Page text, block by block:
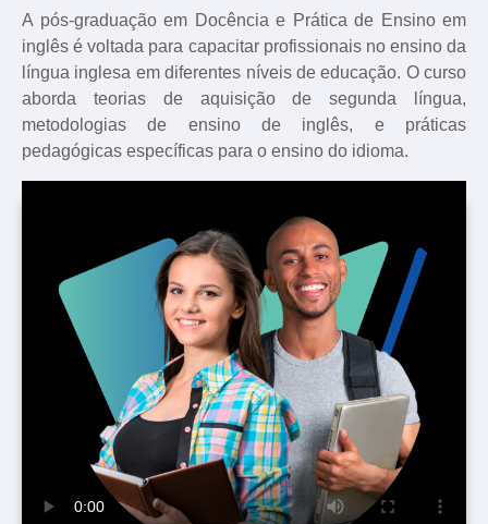
A pós-graduação em Docência e Prática de Ensino em
inglês é voltada para capacitar profissionais no ensino da
língua inglesa em diferentes níveis de educação. O curso
aborda teorias de aquisição de segunda língua,
metodologias de ensino de inglês, e práticas
pedagógicas específicas para o ensino do idioma.